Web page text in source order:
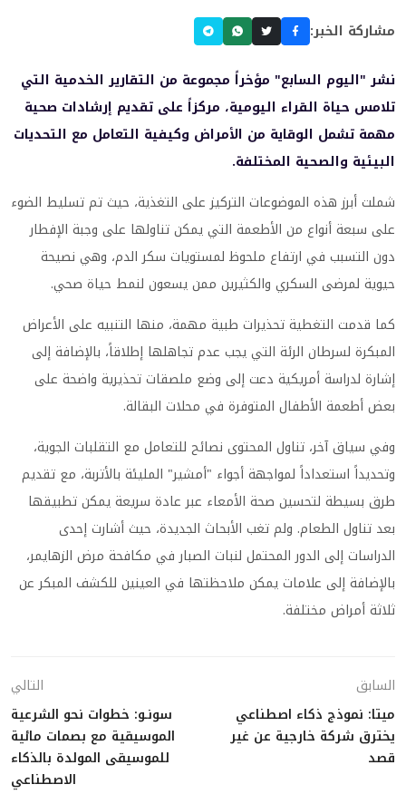
مشاركة الخبر:
نشر "اليوم السابع" مؤخراً مجموعة من التقارير الخدمية التي
تلامس حياة القراء اليومية، مركزاً على تقديم إرشادات صحية
مهمة تشمل الوقاية من الأمراض وكيفية التعامل مع التحديات
البيئية والصحية المختلفة.
شملت أبرز هذه الموضوعات التركيز على التغذية، حيث تم تسليط الضوء
على سبعة أنواع من الأطعمة التي يمكن تناولها على وجبة الإفطار
دون التسبب في ارتفاع ملحوظ لمستويات سكر الدم، وهي نصيحة
حيوية لمرضى السكري والكثيرين ممن يسعون لنمط حياة صحي.
كما قدمت التغطية تحذيرات طبية مهمة، منها التنبيه على الأعراض
المبكرة لسرطان الرئة التي يجب عدم تجاهلها إطلاقاً، بالإضافة إلى
إشارة لدراسة أمريكية دعت إلى وضع ملصقات تحذيرية واضحة على
بعض أطعمة الأطفال المتوفرة في محلات البقالة.
وفي سياق آخر، تناول المحتوى نصائح للتعامل مع التقلبات الجوية،
وتحديداً استعداداً لمواجهة أجواء "أمشير" المليئة بالأتربة، مع تقديم
طرق بسيطة لتحسين صحة الأمعاء عبر عادة سريعة يمكن تطبيقها
بعد تناول الطعام. ولم تغب الأبحاث الجديدة، حيث أشارت إحدى
الدراسات إلى الدور المحتمل لنبات الصبار في مكافحة مرض الزهايمر،
بالإضافة إلى علامات يمكن ملاحظتها في العينين للكشف المبكر عن
ثلاثة أمراض مختلفة.
السابق
ميتا: نموذج ذكاء اصطناعي
يخترق شركة خارجية عن غير
قصد
التالي
سونـو: خطوات نحو الشرعية
الموسيقية مع بصمات مائية
للموسيقى المولدة بالذكاء
الاصطناعي